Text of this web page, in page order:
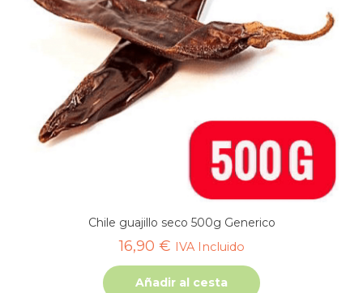
Chile guajillo seco 500g Generico
16,90 € IVA Incluido
Añadir al cesta